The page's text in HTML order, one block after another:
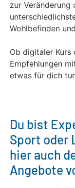
zur Veränderung
Wohlbefinden
Ob digitaler Kurs
Empfehlungen
etwas für dich
Du bist
Sport oder
hier auch
Angebote